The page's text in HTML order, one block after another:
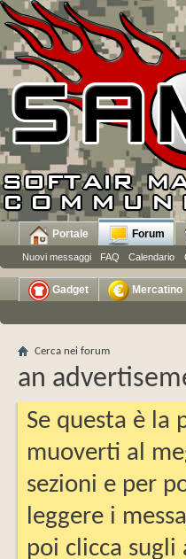
Portale Forum
Nuovi messaggi FAQ Calendario
Gadget Mercatino
Cerca nei forum
an
Se questa è
muoverti al
sezioni e per
leggere i
poi clicca